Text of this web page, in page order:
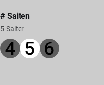
# Saiten
5-Saiter